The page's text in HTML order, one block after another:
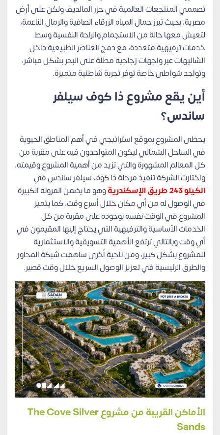
تصممي المنتجعات العالمية في جزر المالديف ولكن على أرض
مصرية، بحيث تبرز جمال المياه الزرقاء الصافية والرمال الناعمة،
لتعيش معها حالة من الاستجمام والراحة النفسية وسط
خدمات ترفيهية متعددة، مع دمج العناصر الطبيعية داخل
الشاليهات عبر واجهات زجاجية مطلة على البحر بشكل مباشر،
وتواجد شواطئ خاصة توفر تجربة شاطئية متميزة.
أين يقع مشروع ذا كوف سيلفر
ساندس؟
يحظى المشروع بموقع استراتيجي في أهم المناطق الحيوية
في الساحل الشمالي ليكون المتواجدون فيه على مقربة من
كل المعالم المشهورة والتي تزيد من أهمية المشروع وقيمته،
واختارت الشركة تنفيذ مرحلة ذا كوف سيلفر ساندس في
الكيلو 243 طريق الإسكندرية
وهو ما يضمن المرونة الكبيرة
في الوصول له من أي مكان خلال أسرع وقت، كما يتميز
المشروع في الوقت نفسه بوجوده على مقربة من كل
الخدمات الأساسية والترفيهية التي يحتاج إليها المقيمون في
أي وقت وبالتالي ترتفع الأهمية التسويقية والاستثمارية
للمشروع بشكل كبير، ومن ناحية أخرى ساهمت شبكة المحاور
والطرق الرئيسية في تعزيز الوصول السريع خلال وقت قصير.
الأماكن القريبة من مشروع The Cove Silver
Sands